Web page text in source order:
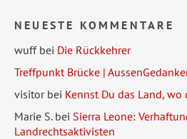
NEUESTE KOMMENTARE
wuffbei Die Rückkehrer
Treffpunkt Brücke |
visitorbei Kennst Du das Land,
Marie S.bei Sierra Leone:
Landrechtsaktivisten